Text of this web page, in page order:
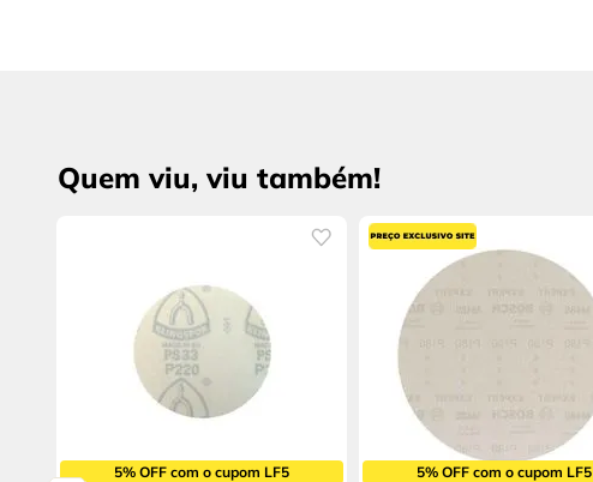
Quem viu, viu também!
5% OFF com o cupom LF5 5% OFF com o cupom LF5